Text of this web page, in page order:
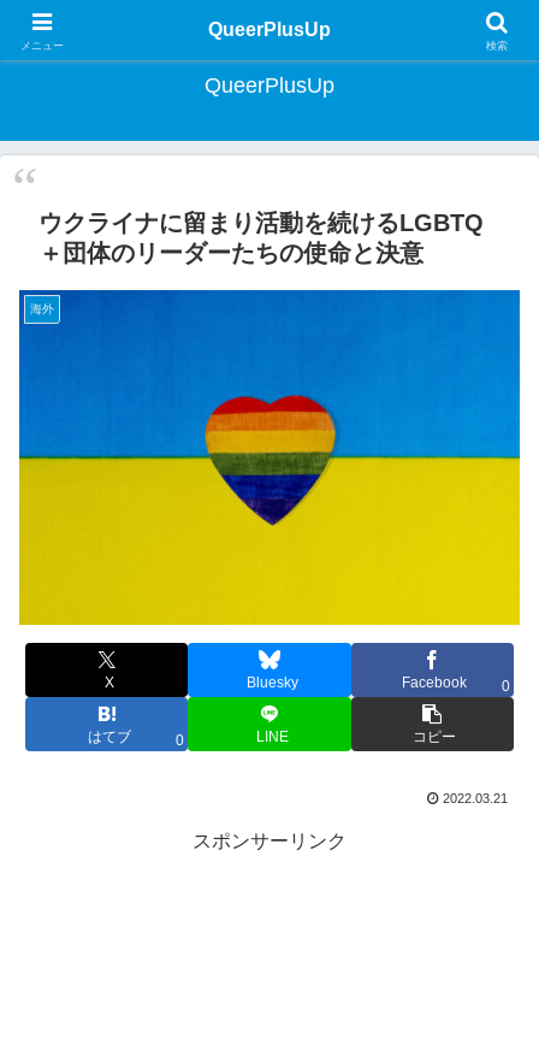
クィア・ライフスタイルマガジン | Lifestyle Magazine for Queer Japan
QueerPlusUp
ウクライナに留まり活動を続けるLGBTQ
＋団体のリーダーたちの使命と決意
海外
X Bluesky Facebook 0
はてブ 0 LINE コピー
2022.03.21
スポンサーリンク
メニュー
QueerPlusUp
検索